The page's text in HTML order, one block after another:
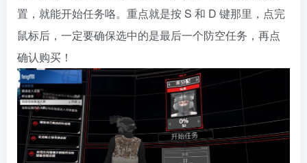
置，就能开始任务咯。重点就是按 S 和 D 键那里，点完
鼠标后，一定要确保选中的是最后一个防空任务，再点
确认购买！